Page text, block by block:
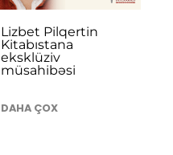
Lizbet Pilqertin
Kitabıstana
eksklüziv
müsahibəsi
DAHA ÇOX